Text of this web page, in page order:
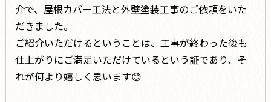
介で、屋根カバー工法と外壁塗装工事のご依頼をいた
だきました。
ご紹介いただけるということは、工事が終わった後も
仕上がりにご満足いただけているという証であり、そ
れが何より嬉しく思います😊